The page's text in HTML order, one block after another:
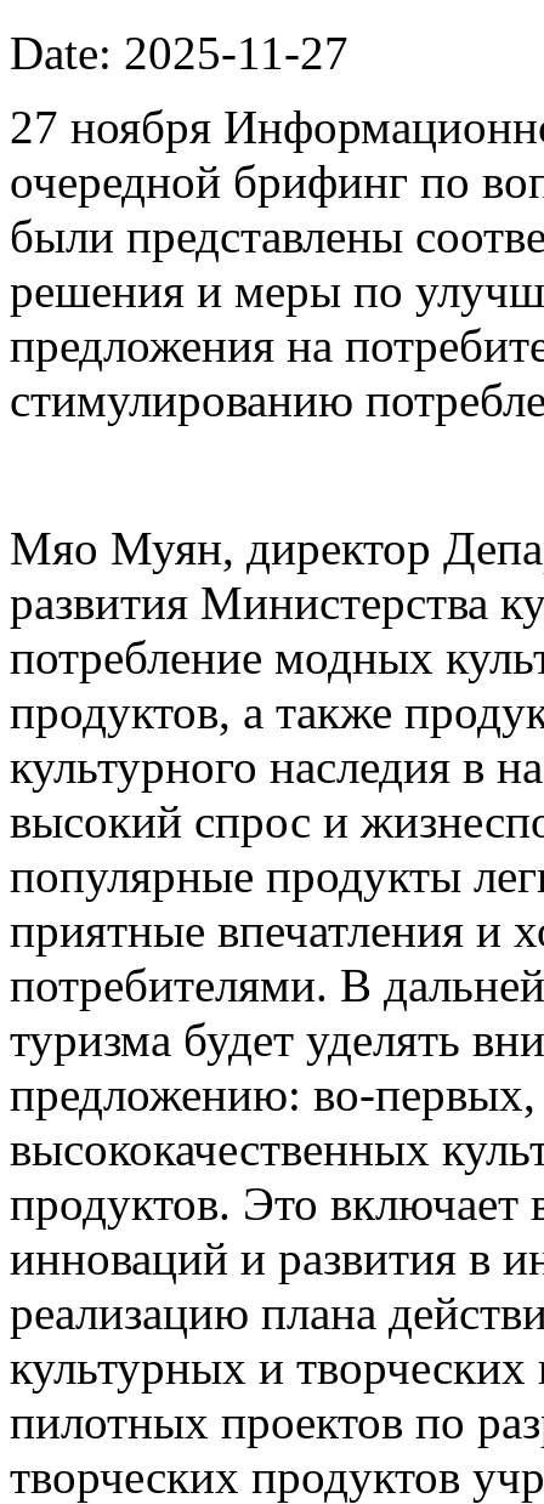
Date: 2025-11-27
27 ноября
очередной брифинг по
были представлены
решения и меры по
предложения на
стимулированию
Мяо Муян, директор
развития Министерства
потребление модных
продуктов, а также
культурного наследия в
высокий спрос и
популярные продукты
приятные впечатления и
потребителями. В
туризма будет уделять
предложению: во-первых,
высококачественных
продуктов. Это включает
инноваций и развития в
реализацию плана
культурных и
пилотных проектов по
творческих продуктов